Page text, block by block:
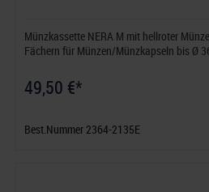
Münzkassette NERA M mit hellroter
Fächern für Münzen/Münzkapseln bis Ø
49,50 €*
Best.Nummer 2364-2135E